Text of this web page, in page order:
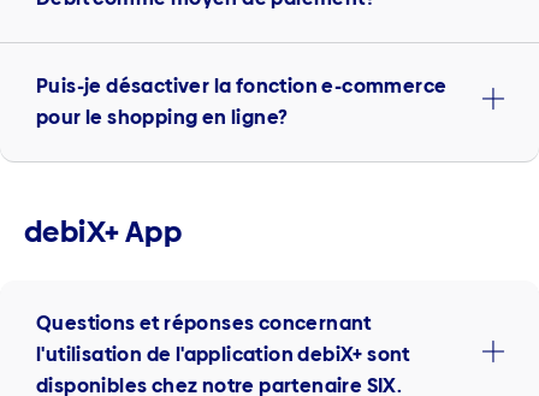
Puis-je désactiver la fonction e-commerce
pour le shopping en ligne?
debiX+ App
Questions et réponses concernant
l'utilisation de l'application debiX+ sont
disponibles chez notre partenaire SIX.